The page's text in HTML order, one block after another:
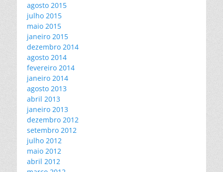
agosto 2015
julho 2015
maio 2015
janeiro 2015
dezembro 2014
agosto 2014
fevereiro 2014
janeiro 2014
agosto 2013
abril 2013
janeiro 2013
dezembro 2012
setembro 2012
julho 2012
maio 2012
abril 2012